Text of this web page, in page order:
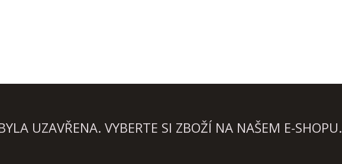
UZAVŘENA. VYBERTE SI ZBOŽÍ NA NAŠEM E-SHOPU.